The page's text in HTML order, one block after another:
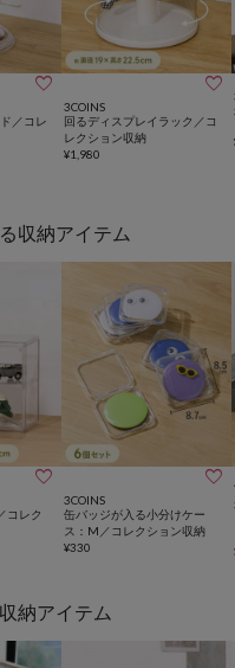

／コレ

3COINS
回るディスプレイラック／コ
レクション収納
¥1,980
収納アイテム

コレク

3COINS
缶バッジが入る小分けケー
ス：M／コレクション収納
¥330
納アイテム